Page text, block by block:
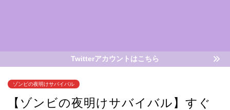
Twitterアカウントはこちら
ゾンビの夜明けサバイバル
【ゾンビの夜明けサバイバル】すぐ